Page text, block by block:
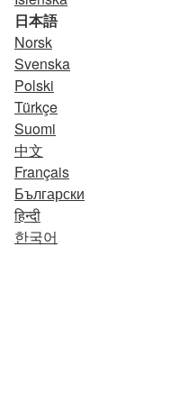
日本語
Norsk
Svenska
Polski
Türkçe
Suomi
中文
Français
Български
हिन्दी
한국어